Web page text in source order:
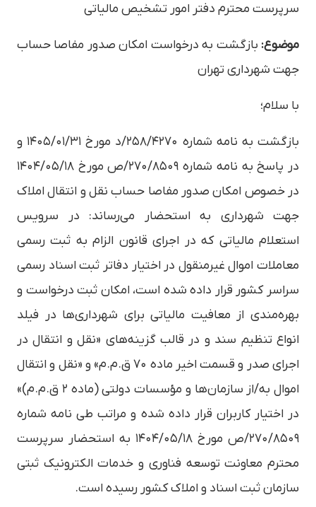
سرپرست محترم دفتر امور تشخیص مالیاتی
موضوع: بازگشت به درخواست امکان صدور مفاصا حساب
جهت شهرداری تهران
با سلام؛
بازگشت به نامه شماره ۲۵۸/۴۲۷۰/د مورخ ۱۴۰۵/۰۱/۳۱ و
در پاسخ به نامه شماره ۲۷۰/۸۵۰۹/ص مورخ ۱۴۰۴/۰۵/۱۸
در خصوص امکان صدور مفاصا حساب نقل و انتقال املاک
جهت شهرداری به استحضار می‌رساند: در سرویس
استعلام مالیاتی که در اجرای قانون الزام به ثبت رسمی
معاملات اموال غیرمنقول در اختیار دفاتر ثبت اسناد رسمی
سراسر کشور قرار داده شده است، امکان ثبت درخواست و
بهره‌مندی از معافیت مالیاتی برای شهرداری‌ها در فیلد
انواع تنظیم سند و در قالب گزینه‌های «نقل و انتقال در
اجرای صدر و قسمت اخیر ماده ۷۰ ق.م.م» و «نقل و انتقال
اموال به/از سازمان‌ها و مؤسسات دولتی (ماده ۲ ق.م.م)»
در اختیار کاربران قرار داده شده و مراتب طی نامه شماره
۲۷۰/۸۵۰۹/ص مورخ ۱۴۰۴/۰۵/۱۸ به استحضار سرپرست
محترم معاونت توسعه فناوری و خدمات الکترونیک ثبتی
سازمان ثبت اسناد و املاک کشور رسیده است.